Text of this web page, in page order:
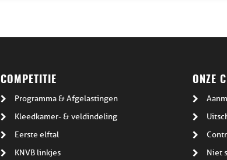
COMPETITIE
Programma & Afgelastingen
Kleedkamer- & veldindeling
Eerste elftal
KNVB linkjes
ONZE
Niet